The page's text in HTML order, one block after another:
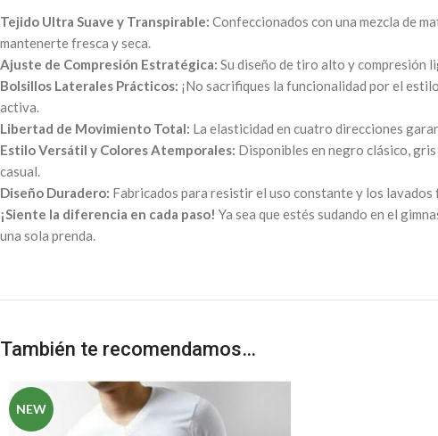
Tejido Ultra Suave y Transpirable: Confeccionados con una mezcla de
mantenerte fresca y seca.
Ajuste de Compresión Estratégica: Su diseño de tiro alto y compresión
Bolsillos Laterales Prácticos: ¡No sacrifiques la funcionalidad por el
activa.
Libertad de Movimiento Total: La elasticidad en cuatro direcciones
Estilo Versátil y Colores Atemporales: Disponibles en negro clásico,
casual.
Diseño Duradero: Fabricados para resistir el uso constante y los
¡Siente la diferencia en cada paso! Ya sea que estés sudando en el
una sola prenda.
También te recomendamos…
NEW